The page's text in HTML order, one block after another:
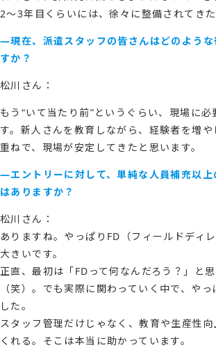
2〜3年目くらいには、徐々に整備されてきた
―現在、派遣スタッフの皆さんはどのような
すか？
松川さん：
もう“いて当たり前”というぐらい、現場に必
す。新人さんを教育しながら、経験者を増
重ねで、現場が安定してきたと思います。
―エントリーに対して、単純な人員補充以上
はありますか？
松川さん：
ありますね。やっぱりFD（フィールドディ
大きいです。
正直、最初は「FDって何なんだろう？」と
（笑）。でも実際に関わっていく中で、や
した。
スタッフ管理だけじゃなく、教育や生産性
くれる。そこは本当に助かっています。